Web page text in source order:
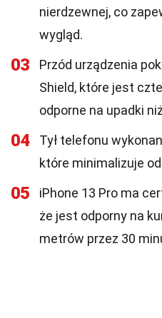
nierdzewnej, co
wygląd.
03
Przód urządzenia
Shield, które jest
odporne na upadki
04
Tył telefonu
które minimalizuje
05
iPhone 13 Pro ma
że jest odporny na
metrów przez 30